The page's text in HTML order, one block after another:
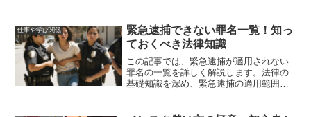
解説することで、試験対策を効果的に進
めるための具体的な方法を提供しまし
た。
仕事や学び関係
緊急逮捕できない罪名一覧！知っ
ておくべき法律知識
この記事では、緊急逮捕が適用されない
罪名の一覧を詳しく解説します。法律の
基礎知識を深め、緊急逮捕の適用範囲を